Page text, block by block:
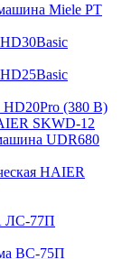
Miele PT
(380 В)
SKWD-12
UDR680
HAIER
ЛС-77П
ВС-75П